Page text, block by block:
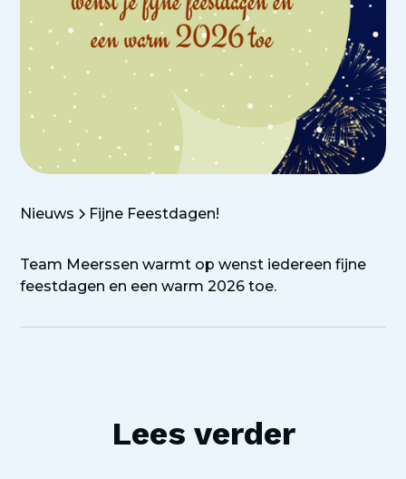
Nieuws Fijne Feestdagen!
Team Meerssen warmt op wenst iedereen fijne
feestdagen en een warm 2026 toe.
Lees verder